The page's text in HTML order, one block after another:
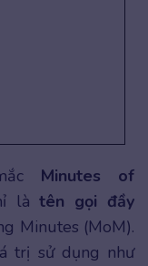
Minutes of
làtên gọi đầy
Minutes (MoM).
trị sử dụng như